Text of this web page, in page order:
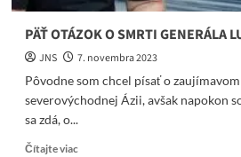
Spomíname
PÄŤ OTÁZOK O SMRTI GENERÁLA
JNS
7. novembra 2023
Pôvodne som chcel písať o
severovýchodnej Ázii, avšak napokon
sa zdá, o...
Čítajte viacRead